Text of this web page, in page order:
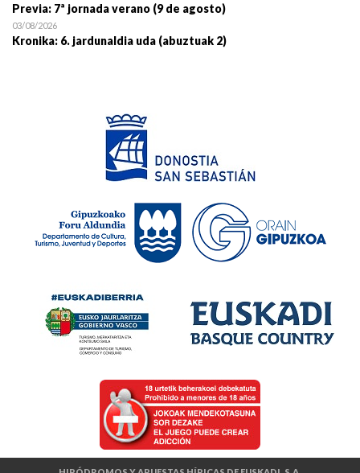
Previa: 7ª jornada verano (9 de agosto)
03/08/2026
Kronika: 6. jardunaldia uda (abuztuak 2)